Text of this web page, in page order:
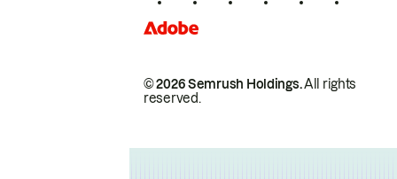
© 2026 Semrush Holdings.All rights
reserved.